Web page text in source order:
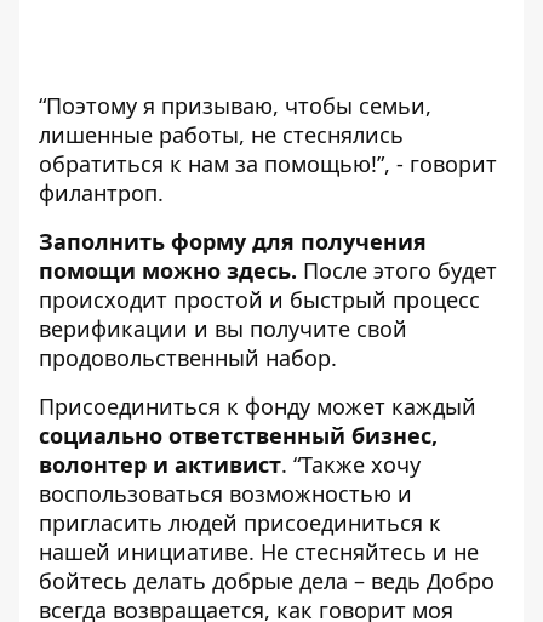
“Поэтому я призываю, чтобы семьи,
лишенные работы, не стеснялись
обратиться к нам за помощью!”, - говорит
филантроп.
Заполнить форму для получения
помощи можно здесь. После этого будет
происходит простой и быстрый процесс
верификации и вы получите свой
продовольственный набор.
Присоединиться к фонду может каждый
социально ответственный бизнес,
волонтер и активист. “Также хочу
воспользоваться возможностью и
пригласить людей присоединиться к
нашей инициативе. Не стесняйтесь и не
бойтесь делать добрые дела – ведь Добро
всегда возвращается, как говорит моя